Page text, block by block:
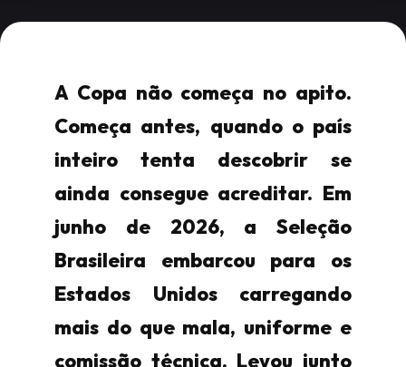
A Copa não começa no apito.
Começa antes, quando o país
inteiro tenta descobrir se
ainda consegue acreditar. Em
junho de 2026, a Seleção
Brasileira embarcou para os
Estados Unidos carregando
mais do que mala, uniforme e
comissão técnica. Levou junto